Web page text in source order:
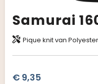
Pique knit van
€ 9,35